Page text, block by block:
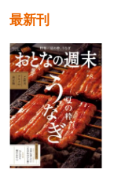
最新刊